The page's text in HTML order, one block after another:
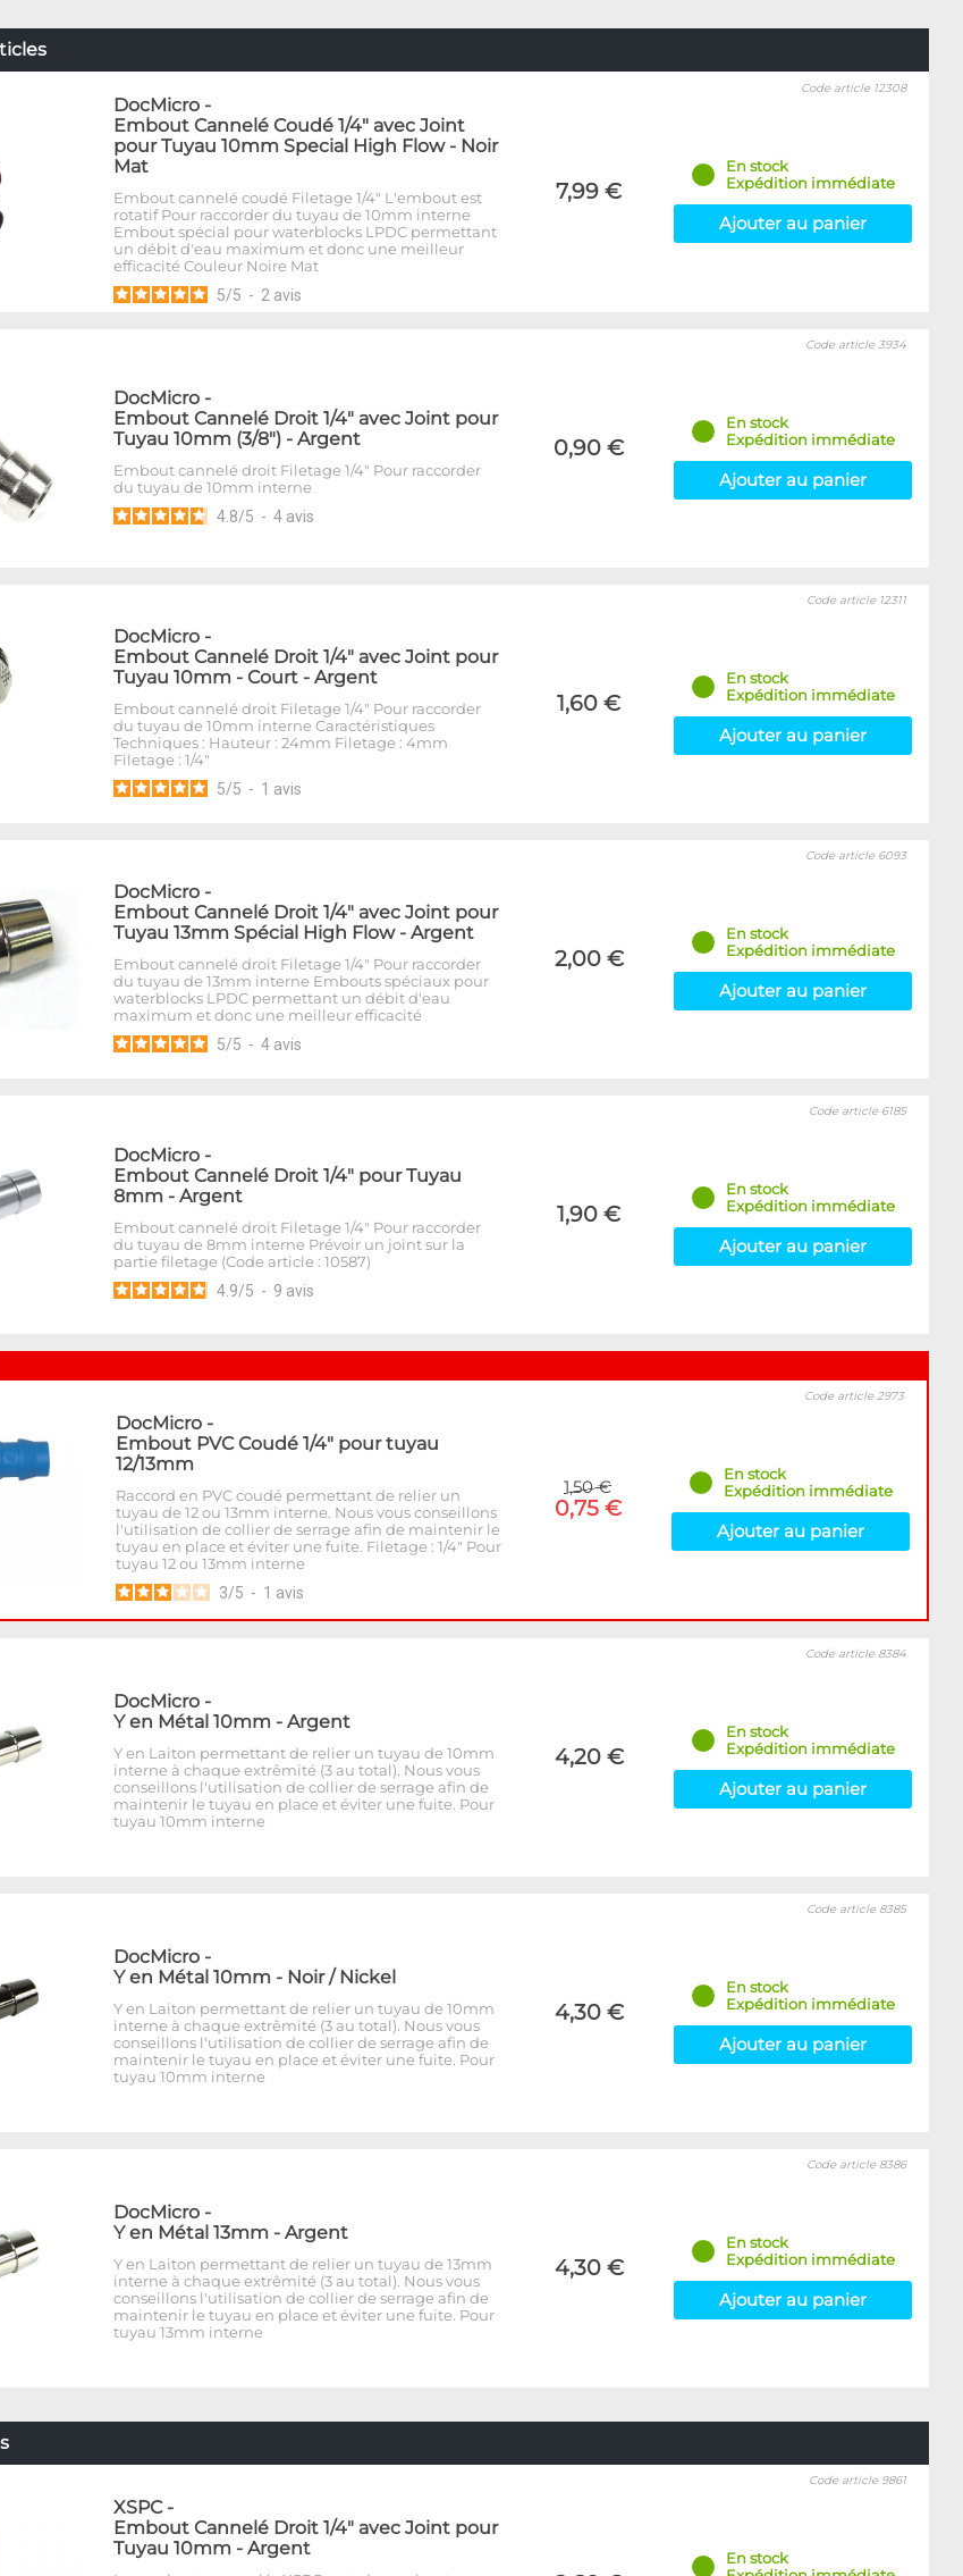
DocMicro -
Embout Cannelé Coudé 1/4" avec Joint
pour Tuyau 10mm Special High Flow - Noir
Mat
Embout cannelé coudé Filetage 1/4" L'embout est
rotatif Pour raccorder du tuyau de 10mm interne
Embout spécial pour waterblocks LPDC permettant
un débit d'eau maximum et donc une meilleur
efficacité Couleur Noire Mat
5/5 - 2 avis
7,99 €
Code article 12308
En stock
Expédition immédiate
Ajouter au panier
DocMicro -
Embout Cannelé Droit 1/4" avec Joint pour
Tuyau 10mm (3/8") - Argent
Embout cannelé droit Filetage 1/4" Pour raccorder
du tuyau de 10mm interne
4.8/5 - 4 avis
0,90 €
Code article 3934
En stock
Expédition immédiate
Ajouter au panier
DocMicro -
Embout Cannelé Droit 1/4" avec Joint pour
Tuyau 10mm - Court - Argent
Embout cannelé droit Filetage 1/4" Pour raccorder
du tuyau de 10mm interne Caractéristiques
Techniques : Hauteur : 24mm Filetage : 4mm
Filetage : 1/4"
5/5 - 1 avis
1,60 €
Code article 12311
En stock
Expédition immédiate
Ajouter au panier
DocMicro -
Embout Cannelé Droit 1/4" avec Joint pour
Tuyau 13mm Spécial High Flow - Argent
Embout cannelé droit Filetage 1/4" Pour raccorder
du tuyau de 13mm interne Embouts spéciaux pour
waterblocks LPDC permettant un débit d'eau
maximum et donc une meilleur efficacité
5/5 - 4 avis
2,00 €
Code article 6093
En stock
Expédition immédiate
Ajouter au panier
DocMicro -
Embout Cannelé Droit 1/4" pour Tuyau
8mm - Argent
Embout cannelé droit Filetage 1/4" Pour raccorder
du tuyau de 8mm interne Prévoir un joint sur la
partie filetage (Code article : 10587)
4.9/5 - 9 avis
1,90 €
Code article 6185
En stock
Expédition immédiate
Ajouter au panier
DocMicro -
Embout PVC Coudé 1/4" pour tuyau
12/13mm
Raccord en PVC coudé permettant de relier un
tuyau de 12 ou 13mm interne. Nous vous conseillons
l'utilisation de collier de serrage afin de maintenir le
tuyau en place et éviter une fuite. Filetage : 1/4" Pour
tuyau 12 ou 13mm interne
3/5 - 1 avis
1,50 €
0,75 €
Code article 2973
En stock
Expédition immédiate
Ajouter au panier
DocMicro -
Y en Métal 10mm - Argent
Y en Laiton permettant de relier un tuyau de 10mm
interne à chaque extrêmité (3 au total). Nous vous
conseillons l'utilisation de collier de serrage afin de
maintenir le tuyau en place et éviter une fuite. Pour
tuyau 10mm interne
4,20 €
Code article 8384
En stock
Expédition immédiate
Ajouter au panier
DocMicro -
Y en Métal 10mm - Noir / Nickel
Y en Laiton permettant de relier un tuyau de 10mm
interne à chaque extrêmité (3 au total). Nous vous
conseillons l'utilisation de collier de serrage afin de
maintenir le tuyau en place et éviter une fuite. Pour
tuyau 10mm interne
4,30 €
Code article 8385
En stock
Expédition immédiate
Ajouter au panier
DocMicro -
Y en Métal 13mm - Argent
Y en Laiton permettant de relier un tuyau de 13mm
interne à chaque extrêmité (3 au total). Nous vous
conseillons l'utilisation de collier de serrage afin de
maintenir le tuyau en place et éviter une fuite. Pour
tuyau 13mm interne
4,30 €
Code article 8386
En stock
Expédition immédiate
Ajouter au panier
XSPC-
Embout Cannelé Droit 1/4" avec Joint pour
Tuyau 10mm - Argent
Code article 9861
En stock